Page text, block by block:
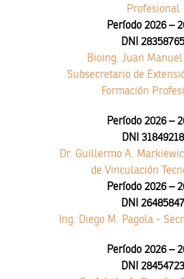
Profesional
Período 2026 –
DNI 28358765
Bioing. Juan
Subsecretario de
Formación
Período 2026 –
DNI 31849218
Dr. Guillermo A.
de Vinculación
Período 2026 –
DNI 26485847
Ing. Diego M. Pagola -
Período 2026 –
DNI 28454723